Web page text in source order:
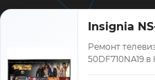
Insignia
Ремонт
50DF710NA19